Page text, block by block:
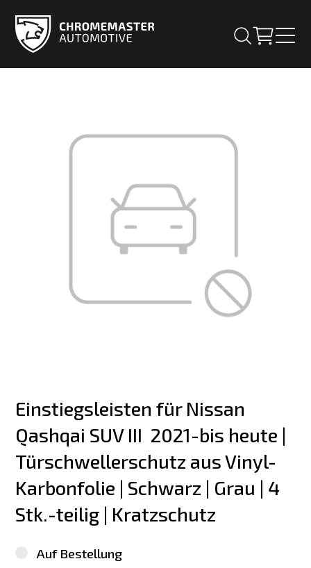
Einstiegsleisten für Nissan
Qashqai SUV III  2021-bis heute |
Türschwellerschutz aus Vinyl-
Karbonfolie | Schwarz | Grau | 4
Stk.-teilig | Kratzschutz
Auf Bestellung